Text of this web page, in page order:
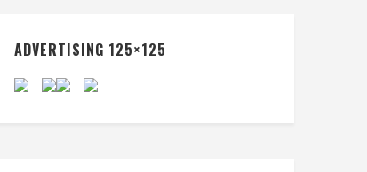
ADVERTISING 125×125